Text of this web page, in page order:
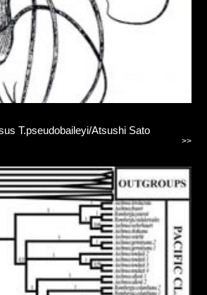
T.pseudobaileyi/Atsushi Sato
>>